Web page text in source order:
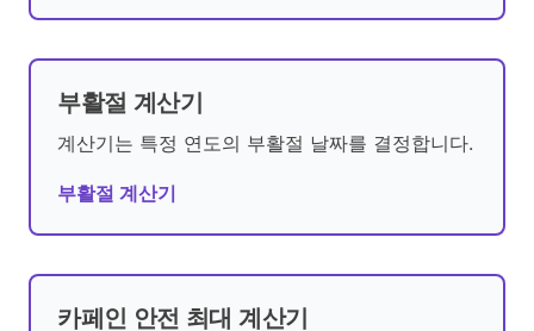
부활절 계산기
계산기는 특정 연도의 부활절 날짜를 결정합니다.
부활절 계산기
카페인 안전 최대 계산기